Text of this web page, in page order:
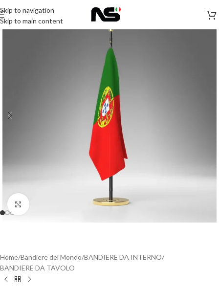
Skip to navigation
Skip to main content
Click to enlarge
Home/Bandiere del Mondo/BANDIERE DA INTERNO/
BANDIERE DA TAVOLO